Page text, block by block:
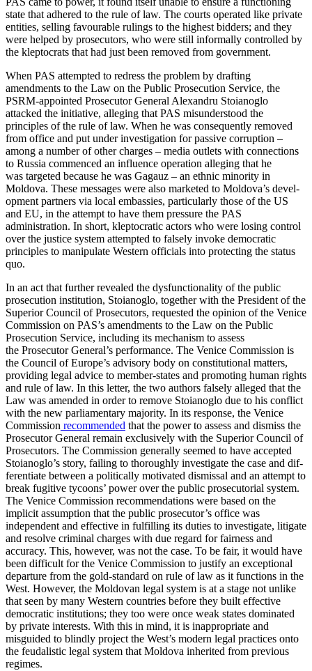
state that adhered to the rule of law. The courts operated like private
entities, selling favourable rulings to the highest bidders; and they
were helped by prosecutors, who were still informally controlled by
the kleptocrats that had just been removed from government.
When PAS attempted to redress the prob­lem by drafting
amendments to the Law on the Public Prosecution Service, the
PSRM-appointed Prosecutor General Alexandru Stoianoglo
attacked the initiative, alleging that PAS misunderstood the
principles of the rule of law. When he was consequently removed
from office and put under inves­tigation for passive corruption –
among a number of other charges – media outlets with connections
to Russia commenced an influence operation alleging that he
was targeted because he was Gagauz – an ethnic minority in
Moldova. These mes­sages were also marketed to Moldova’s devel­
opment partners via local embassies, particularly those of the US
and EU, in the attempt to have them pressure the PAS
administration. In short, kleptocratic actors who were losing control
over the justice system attempted to falsely invoke demo­cratic
principles to manipulate Western officials into protecting the status
quo.
In an act that further revealed the dysfunctionality of the public
prosecution institution, Stoianoglo, together with the President of the
Superior Council of Pros­ecutors, requested the opinion of the Venice
Commission on PAS’s amendments to the Law on the Public
Prosecution Ser­vice, including its mechanism to assess
the Prosecutor General’s performance. The Venice Commission is
the Council of Europe’s advisory body on constitutional matters,
providing legal advice to member-states and promoting human rights
and rule of law. In this letter, the two authors falsely alleged that the
Law was amended in order to remove Stoianoglo due to his con­flict
with the new parliamentary majority. In its response, the Venice
Commission recommended that the power to assess and dismiss the
Prosecutor General remain ex­clusively with the Superior Council of
Pros­ecutors. The Commission generally seemed to have accepted
Stoianoglo’s story, failing to thoroughly investigate the case and dif­
ferentiate between a politically motivated dismissal and an attempt to
break fugitive tycoons’ power over the public prosecutorial system.
The Venice Commission recom­men­dations were based on the
implicit assump­tion that the public prosecutor’s office was
independent and effective in fulfilling its duties to investigate, litigate
and resolve criminal charges with due regard for fair­ness and
accuracy. This, however, was not the case. To be fair, it would have
been difficult for the Venice Commission to justify an exceptional
departure from the gold-standard on rule of law as it functions in the
West. However, the Moldovan legal system is at a stage not unlike
that seen by many Western countries before they built effective
democratic institutions; they too were once weak states dominated
by private interests. With this in mind, it is inappropriate and
misguided to blindly project the West’s modern legal practices onto
the feudal­istic legal system that Moldova in­herited from previous
regimes.